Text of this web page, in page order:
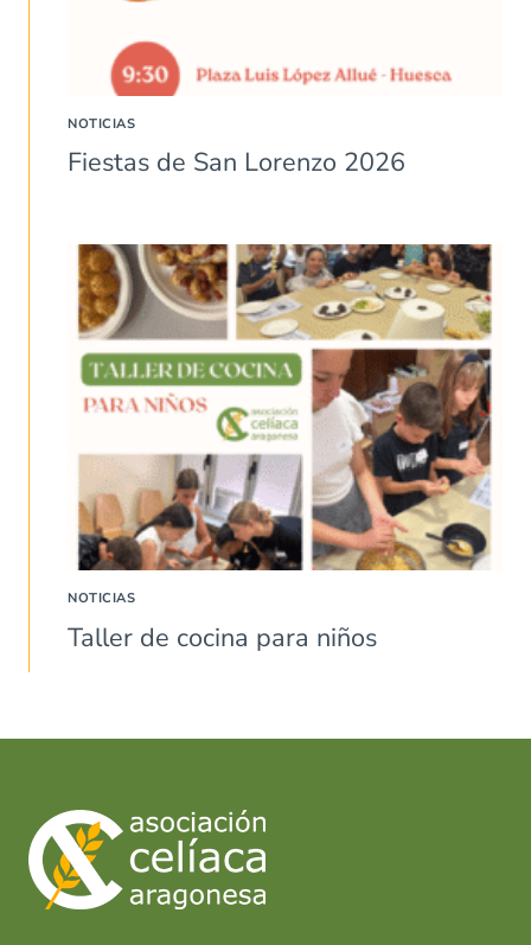
NOTICIAS
Fiestas de San Lorenzo 2026
NOTICIAS
Taller de cocina para niños